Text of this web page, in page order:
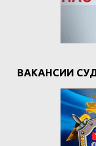
ВАКАНСИИ